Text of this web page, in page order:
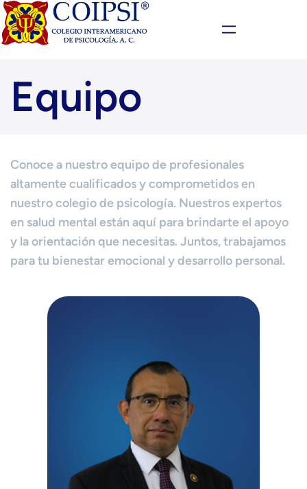
Equipo
Conoce a nuestro equipo de profesionales
altamente cualificados y comprometidos en
nuestro colegio de psicología. Nuestros expertos
en salud mental están aquí para brindarte el apoyo
y la orientación que necesitas. Juntos, trabajamos
para tu bienestar emocional y desarrollo personal.